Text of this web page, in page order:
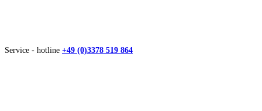
Service - hotline +49 (0)3378 519 864